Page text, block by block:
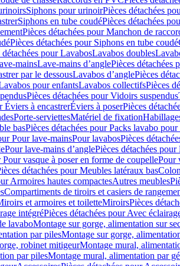
Siphons pour urinoirPièces détachées
Siphons en tube coudéPièces détachées
Pièces détachées pour Manchon de
Pièces détachées pour Siphons en tube coudé
détachées pour LavabosLavabos doubles
mainsLave-mains d’anglePièces détachées
par le dessousLavabos d’anglePièces
pour enfantsLavabos collectifsPièces
Pièces détachées pour Vidoirs suspendus
Éviers à encastrerÉviers à poserPièces
Porte-serviettesMatériel de fixation
basPièces détachées pour Packs lavabo
Pour lave-mainsPour lavabosPièces
Pour lave-mains d’anglePièces détachées
Pour vasque à poser en forme de coupellePour
détachées pour Meubles latéraux bas
Armoires hautes compactesAutres meubles
Compartiments de tiroirs et casiers de
et armoires et toiletteMiroirsPièces
intégréPièces détachées pour Avec
lavaboMontage sur gorge, alimentation sur
par pilesMontage sur gorge,
robinet mitigeurMontage mural,
par pilesMontage mural, alimentation par